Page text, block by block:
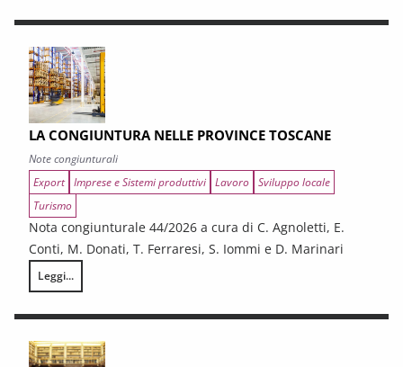
LA CONGIUNTURA NELLE PROVINCE TOSCANE
Note congiunturali
Export Imprese e Sistemi produttivi Lavoro Sviluppo locale
Turismo
Nota congiunturale 44/2026 a cura di C. Agnoletti, E.
Conti, M. Donati, T. Ferraresi, S. Iommi e D. Marinari
Leggi...
LA CONGIUNTURA NELLE PROVINCE TOSCANE